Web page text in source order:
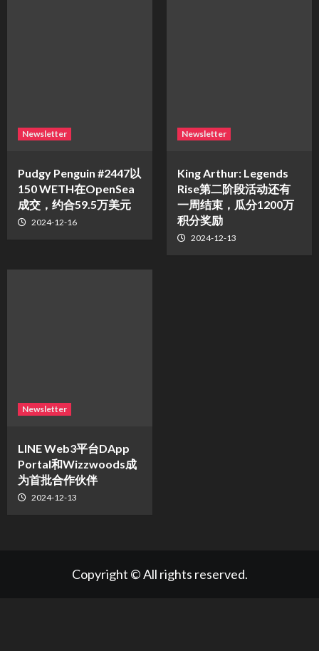
Newsletter
Pudgy Penguin #2447以
150 WETH在OpenSea
成交，约合59.5万美元
2024-12-16
Newsletter
King Arthur: Legends
Rise第二阶段活动还有
一周结束，瓜分1200万
积分奖励
2024-12-13
Newsletter
LINE Web3平台DApp
Portal和Wizzwoods成
为首批合作伙伴
2024-12-13
Copyright © All rights reserved.